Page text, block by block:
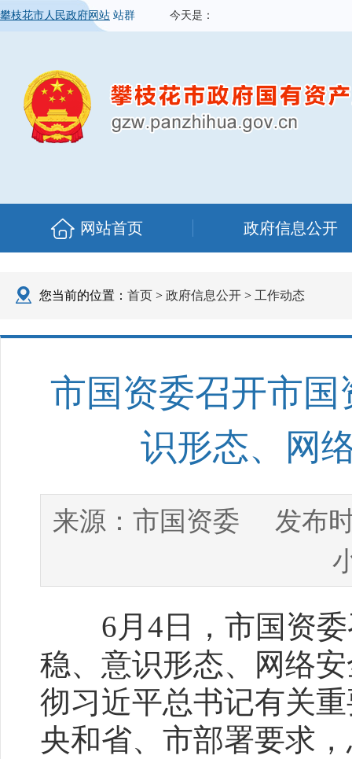
攀枝花市人民政府网站 站群 今天是：
网站首页 政府信息公开
您当前的位置： 首页 > 政府信息公开 > 工作动态
市国资委召开市
识形态、网
来源： 市国资委 发布
6月4日，市国资委
稳、意识形态、网络
彻习近平总书记有关
央和省、市部署要求